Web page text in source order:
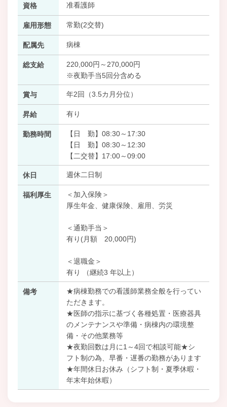
資格 准看護師
雇用形態 常勤(2交替)
配属先 病棟
総支給
220,000円～270,000円
※夜勤手当5回分含める
賞与 年2回（3.5カ月分位）
昇給 有り
勤務時間
【日 勤】08:30～17:30
【日 勤】08:30～12:30
【二交替】17:00～09:00
休日 週休二日制
福利厚生
＜加入保険＞
厚生年金、健康保険、雇用、労災
＜通勤手当＞
有り(月額 20,000円)
＜退職金＞
有り （継続3 年以上）
備考
★病棟勤務での看護師業務全般を行ってい
ただきます。
★医師の指示に基づく各種処置・医療器具
のメンテナンスや準備・病棟内の環境整
備・その他業務等
★夜勤回数は月に1～4回で相談可能★シ
フト制の為、早番・遅番の勤務があります
★年間休日お休み（シフト制・夏季休暇・
年末年始休暇）